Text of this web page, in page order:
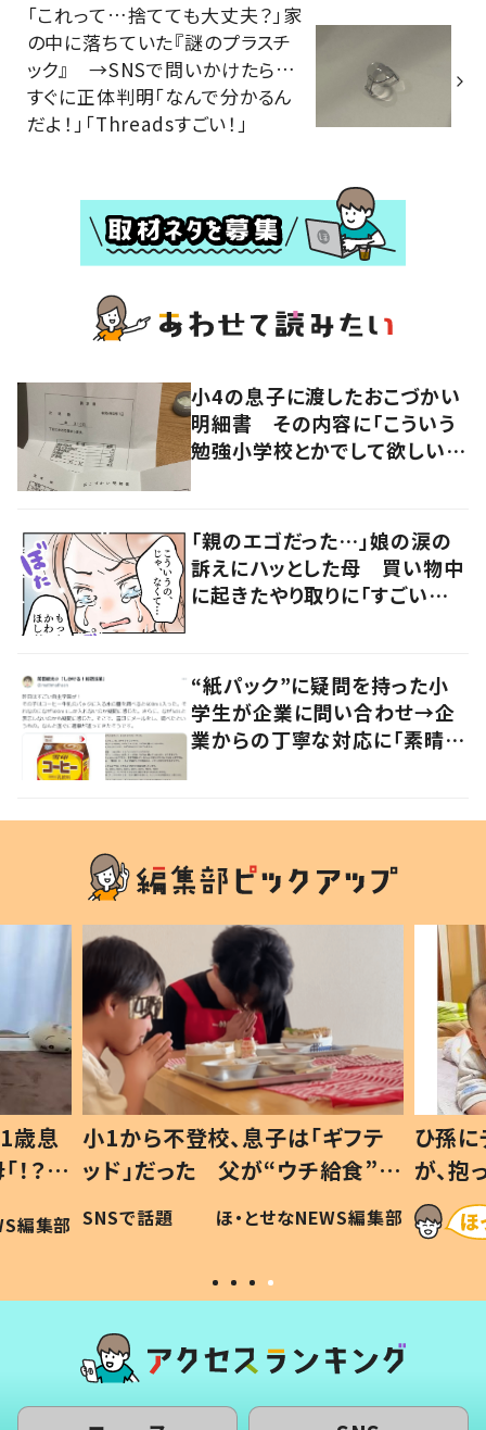
「これって…捨てても大丈夫？」家
の中に落ちていた『謎のプラスチ
ック』 →SNSで問いかけたら…
すぐに正体判明「なんで分かるん
だよ！」「Threadsすごい！」
小4の息子に渡したおこづかい
明細書 その内容に「こういう
勉強小学校とかでして欲しい」
「親のエゴだった…」娘の涙の
訴えにハッとした母 買い物中
に起きたやり取りに「すごい分
“紙パック”に疑問を持った小
学生が企業に問い合わせ→企
業からの丁寧な対応に「素晴ら
歳息
？」
編集部
小1から不登校、息子は「ギフテ
ッド」だった 父が“ウチ給食”を
作り続ける理由とは #令和の親
#令和の子
SNSで話題 ほ・とせなNEWS編集部
ひ孫
が、
「涙が
い」